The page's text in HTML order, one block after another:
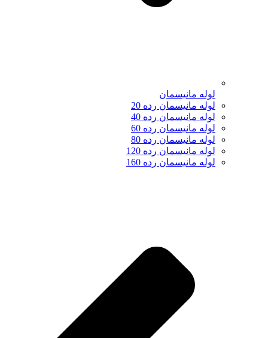
لوله مانیسمان
لوله مانیسمان رده 20
لوله مانیسمان رده 40
لوله مانیسمان رده 60
لوله مانیسمان رده 80
لوله مانیسمان رده 120
لوله مانیسمان رده 160